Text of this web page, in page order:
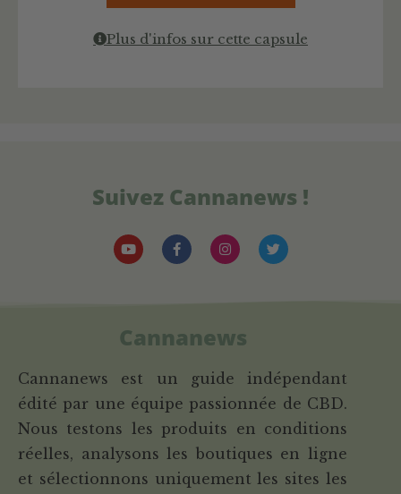
Plus d'infos sur cette capsule
Suivez Cannanews !
Cannanews
Cannanews est un guide indépendant
édité par une équipe passionnée de CBD.
Nous testons les produits en conditions
réelles, analysons les boutiques en ligne
et sélectionnons uniquement les sites les